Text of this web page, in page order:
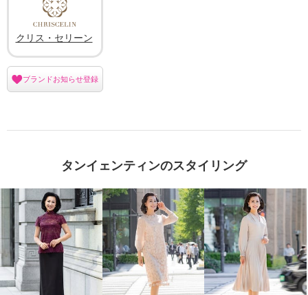
クリス・セリーン
ブランドお知らせ登録
タンイェンティンのスタイリング